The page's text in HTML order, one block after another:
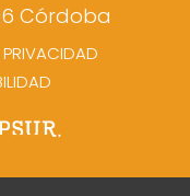
Córdoba